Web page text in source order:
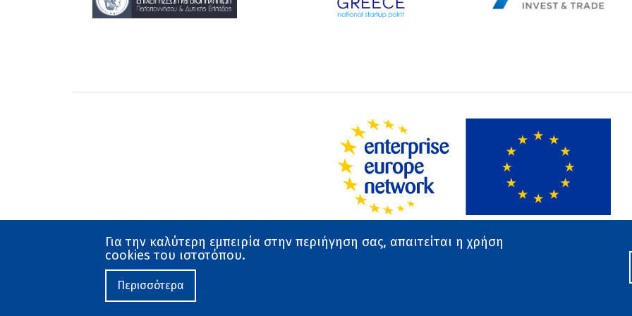
Ο ιστότοπος αναπτύχθηκε από το Εθνικό Κέντρο
Για την καλύτερη εμπειρία στην περιήγηση σας, απαιτείται η χρήση
cookies του ιστοτόπου.
Περισσότερα